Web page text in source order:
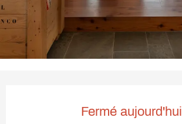
Fermé aujourd'hui